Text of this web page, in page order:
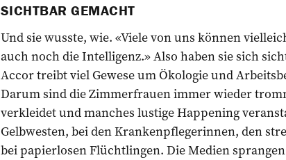
SICHTBAR GEMACHT
Und sie wusste, wie. «Viele von uns können
auch noch die Intelligenz.» Also haben sie sich
Accor treibt viel Gewese um Ökologie und
Darum sind die Zimmerfrauen immer wieder
verkleidet und manches lustige Happening
Gelbwesten, bei den Krankenpflegerinnen, den
bei papierlosen Flüchtlingen. Die Medien